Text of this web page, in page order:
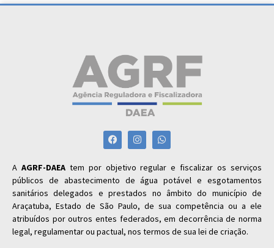
A AGRF-DAEAtem por objetivo regular e fiscalizar os serviços
públicos de abastecimento de água potável e esgotamentos
sanitários delegados e prestados no âmbito do município de
Araçatuba, Estado de São Paulo, de sua competência ou a ele
atribuídos por outros entes federados, em decorrência de norma
legal, regulamentar ou pactual, nos termos de sua lei de criação.